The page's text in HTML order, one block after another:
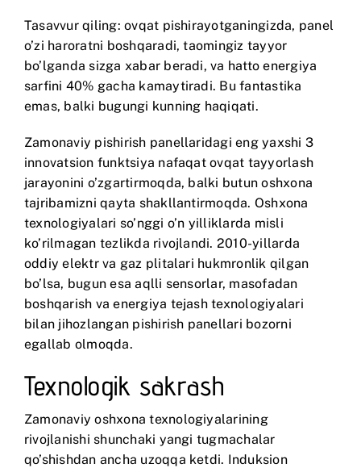
Tasavvur qiling: ovqat pishirayotganingizda, panel
o’zi haroratni boshqaradi, taomingiz tayyor
bo’lganda sizga xabar beradi, va hatto energiya
sarfini 40% gacha kamaytiradi. Bu fantastika
emas, balki bugungi kunning haqiqati.
Zamonaviy pishirish panellaridagi eng yaxshi 3
innovatsion funktsiya nafaqat ovqat tayyorlash
jarayonini o’zgartirmoqda, balki butun oshxona
tajribamizni qayta shakllantirmoqda. Oshxona
texnologiyalari so’nggi o’n yilliklarda misli
ko’rilmagan tezlikda rivojlandi. 2010-yillarda
oddiy elektr va gaz plitalari hukmronlik qilgan
bo’lsa, bugun esa aqlli sensorlar, masofadan
boshqarish va energiya tejash texnologiyalari
bilan jihozlangan pishirish panellari bozorni
egallab olmoqda.
Texnologik sakrash
Zamonaviy oshxona texnologiyalarining
rivojlanishi shunchaki yangi tugmachalar
qo’shishdan ancha uzoqqa ketdi. Induksion